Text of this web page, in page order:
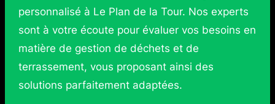
personnalisé à Le Plan de la Tour. Nos experts
sont à votre écoute pour évaluer vos besoins en
matière de gestion de déchets et de
terrassement, vous proposant ainsi des
solutions parfaitement adaptées.